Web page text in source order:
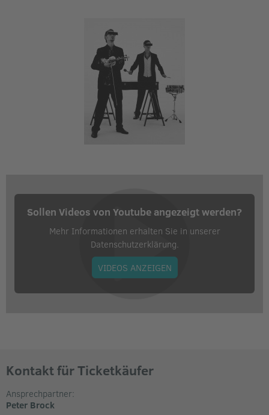
Diese Mischung emotionalisiert einfach und lässt jede Zelle im
Körper feiern. Geigentechno? Drum'N'Violin? NewSoul? TANGA
Kulturverein Objekt 5 e.V.
Sollen Videos von Youtube angezeigt werden?
Mehr Informationen erhalten Sie in unserer
Datenschutzerklärung.
VIDEOS ANZEIGEN
Kontakt für Ticketkäufer
Ansprechpartner:
Peter Brock